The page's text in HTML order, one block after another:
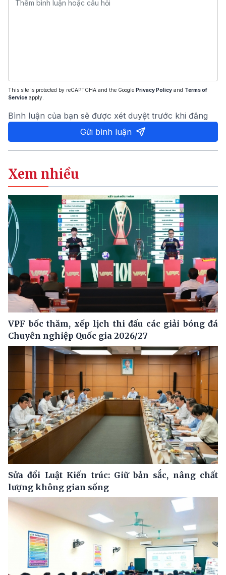
This site is protected by reCAPTCHA and the Google Privacy Policy and Terms of
Service apply.
Bình luận của bạn sẽ được xét duyệt trước khi đăng
Gửi bình luận
Xem nhiều
VPF bốc thăm, xếp lịch thi đấu các giải bóng đá
Chuyên nghiệp Quốc gia 2026/27
Sửa đổi Luật Kiến trúc: Giữ bản sắc, nâng chất
lượng không gian sống